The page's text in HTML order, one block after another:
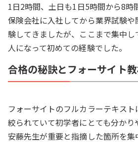
1日2時間、土日も1日5時間から8時
保険会社に入社してから業界試験
験してきましたが、ここまで集中
人になって初めての経験でした。
合格の秘訣とフォーサイト
フォーサイトのフルカラーテキス
絞られていて初学者にとても分かり
安藤先生が重要と指摘した箇所を集